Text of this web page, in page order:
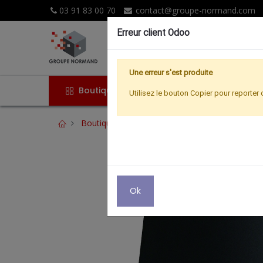
03 91 83 00 70 contact@groupe-normand.com
Boutique Accueil
Boutique
Erreur client Odoo
Une erreur s'est produite
Utilisez le bouton Copier pour reporter
Ok